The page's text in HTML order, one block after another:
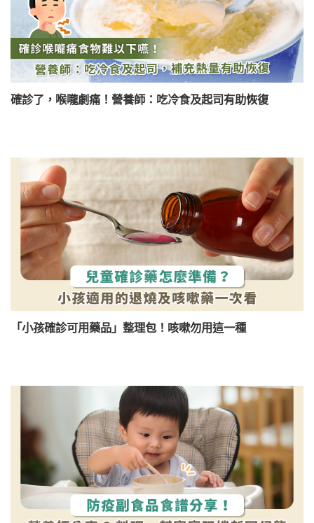
確診了，喉嚨劇痛！營養師：吃冷食及起司有助恢復
「小孩確診可用藥品」整理包！咳嗽勿用這一種